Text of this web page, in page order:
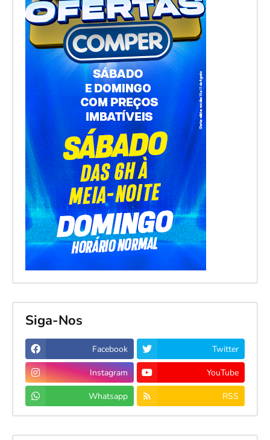
Siga-Nos
Facebook Twitter
Instagram YouTube
Whatsapp RSS